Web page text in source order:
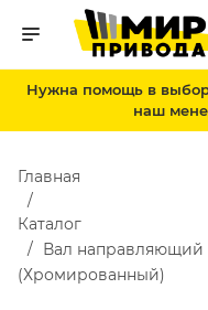
Нужна помощь в
наш
Главная
Каталог
Вал направляющий
(Хромированный)